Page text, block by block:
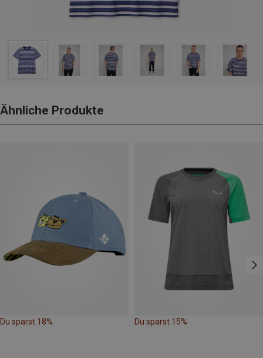
Ähnliche Produkte
Du sparst 18% Du sparst 15%